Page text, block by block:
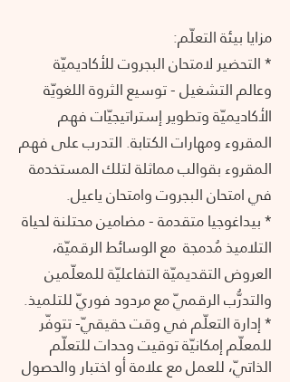
مزايا بيئة التعلّم:
* التحضير لامتحان البجروت للأكاديميّة
وعالم التشغيل - توسيع الثروة اللغويّة
الأكاديميّة وتطوير إستراتيجيّات فهم
المقروء ومهارات الكتابة. التدرب على فهم
المقروء بقوالب مماثلة لتلك المستخدمة
في امتحان البجروت وامتحان ياعيل.
* بيداغوجيا متقدمة - مضامين محتلنة لحياة
التلاميذ مُدمجة مع الوسائط الرقميّة،
العروض التقديميّة التفاعليّة للمعلّمين
والتدرُّب الرقميّ مع مردود فوريّ للتلميذ.
* إدارة التعلّم في وقت حقيقيّ- تتوفّر
للمعلّم إمكانيّة توقيت وحدات للتعلّم
الذاتيّ، للعمل مع علامة أو اختبار والحصول